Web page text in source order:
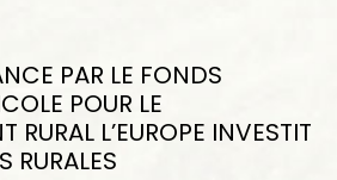
PAR LE FONDS
POUR LE
RURAL L’EUROPE INVESTIT
RURALES